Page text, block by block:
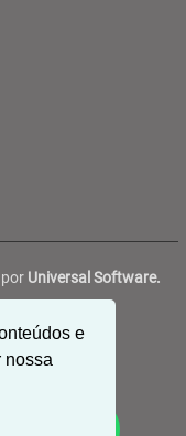
e
nossa
Universal Software.
MG